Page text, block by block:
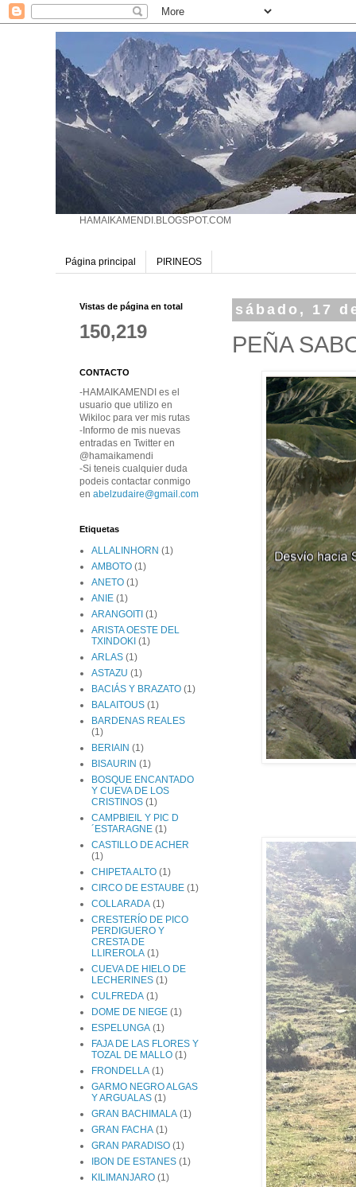
HAMAIKAMENDI.BLOGSPOT.COM
Página principal PIRINEOS
sábado, 17
PEÑA
Vistas de página en total
150,219
CONTACTO
-HAMAIKAMENDI es el
usuario que utilizo en
Wikiloc para ver mis rutas
-Informo de mis nuevas
entradas en Twitter en
@hamaikamendi
-Si teneis cualquier duda
podeis contactar conmigo
en abelzudaire@gmail.com
Etiquetas
ALLALINHORN (1)
AMBOTO (1)
ANETO (1)
ANIE (1)
ARANGOITI (1)
ARISTA OESTE DEL
TXINDOKI (1)
ARLAS (1)
ASTAZU (1)
BACIÁS Y BRAZATO (1)
BALAITOUS (1)
BARDENAS REALES
(1)
BERIAIN (1)
BISAURIN (1)
BOSQUE ENCANTADO
Y CUEVA DE LOS
CRISTINOS (1)
CAMPBIEIL Y PIC D
´ESTARAGNE (1)
CASTILLO DE ACHER
(1)
CHIPETA ALTO (1)
CIRCO DE ESTAUBE (1)
COLLARADA (1)
CRESTERÍO DE PICO
PERDIGUERO Y
CRESTA DE
LLIREROLA (1)
CUEVA DE HIELO DE
LECHERINES (1)
CULFREDA (1)
DOME DE NIEGE (1)
ESPELUNGA (1)
FAJA DE LAS FLORES Y
TOZAL DE MALLO (1)
FRONDELLA (1)
GARMO NEGRO ALGAS
Y ARGUALAS (1)
GRAN BACHIMALA (1)
GRAN FACHA (1)
GRAN PARADISO (1)
IBON DE ESTANES (1)
KILIMANJARO (1)